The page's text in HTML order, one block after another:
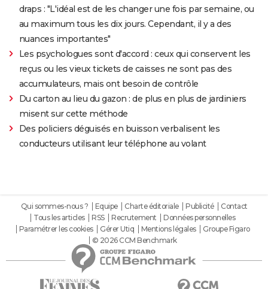
draps : "L'idéal est de les changer une fois par semaine, ou
au maximum tous les dix jours. Cependant, il y a des
nuances importantes"
Les psychologues sont d'accord : ceux qui conservent les
reçus ou les vieux tickets de caisses ne sont pas des
accumulateurs, mais ont besoin de contrôle
Du carton au lieu du gazon : de plus en plus de jardiniers
misent sur cette méthode
Des policiers déguisés en buisson verbalisent les
conducteurs utilisant leur téléphone au volant
Qui sommes-nous ? Equipe Charte éditoriale Publicité
Contact
Tous les articles
RSS Recrutement
Données personnelles
Paramétrer les cookies
Gérer Utiq Mentions légales
Groupe Figaro
© 2026 CCM Benchmark